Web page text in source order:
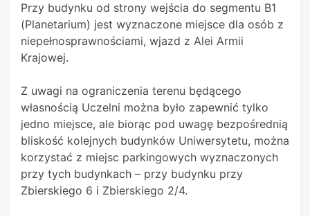
Przy budynku od strony wejścia do segmentu B1
(Planetarium) jest wyznaczone miejsce dla osób z
niepełnosprawnościami, wjazd z Alei Armii
Krajowej.
Z uwagi na ograniczenia terenu będącego
własnością Uczelni można było zapewnić tylko
jedno miejsce, ale biorąc pod uwagę bezpośrednią
bliskość kolejnych budynków Uniwersytetu, można
korzystać z miejsc parkingowych wyznaczonych
przy tych budynkach – przy budynku przy
Zbierskiego 6 i Zbierskiego 2/4.